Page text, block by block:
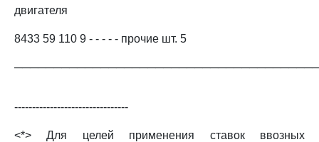
двигателя
8433 59 110 9 - - - - - прочие шт. 5
--------------------------------
<*> Для целей применения ставок ввозных